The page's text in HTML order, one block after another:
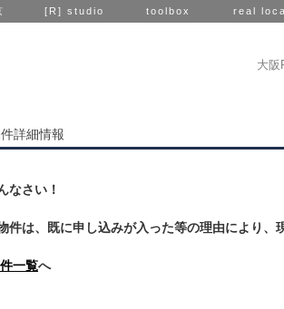
[R] studio toolbox real
大阪
詳細情報
なさい！
件は、既に申し込みが入った等の理由により、
一覧へ